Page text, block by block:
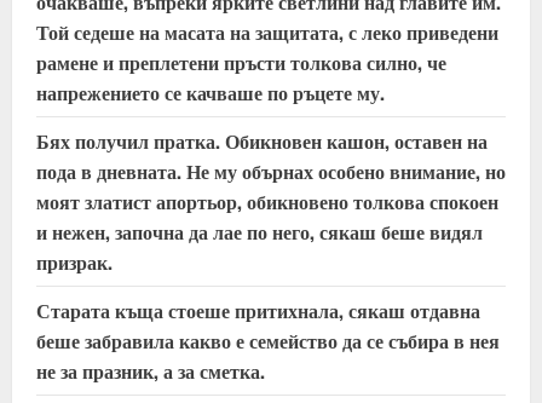
g
Той седеше на масата на защитата, с леко приведени
рамене и преплетени пръсти толкова силно, че
напрежението се качваше по ръцете му.
Бях получил пратка. Обикновен кашон, оставен на
пода в дневната. Не му обърнах особено внимание, но
моят златист апортьор, обикновено толкова спокоен
и нежен, започна да лае по него, сякаш беше видял
призрак.
Старата къща стоеше притихнала, сякаш отдавна
беше забравила какво е семейство да се събира в нея
не за празник, а за сметка.